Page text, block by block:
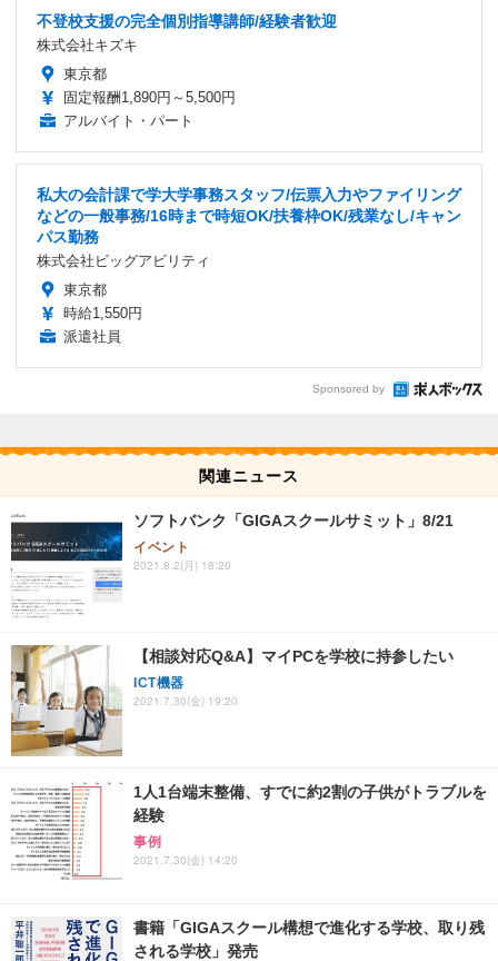
不登校支援の完全個別指導講師/経験者歓迎
株式会社キズキ
東京都
固定報酬1,890円～5,500円
アルバイト・パート
私大の会計課で学大学事務スタッフ/伝票入力やファイリング
などの一般事務/16時まで時短OK/扶養枠OK/残業なし/キャン
パス勤務
株式会社ビッグアビリティ
東京都
時給1,550円
派遣社員
Sponsored by
関連ニュース
ソフトバンク「GIGAスクールサミット」8/21
イベント
2021.8.2(月) 18:20
【相談対応Q&A】マイPCを学校に持参したい
ICT機器
2021.7.30(金) 19:20
1人1台端末整備、すでに約2割の子供がトラブルを
経験
事例
2021.7.30(金) 14:20
書籍「GIGAスクール構想で進化する学校、取り残
される学校」発売